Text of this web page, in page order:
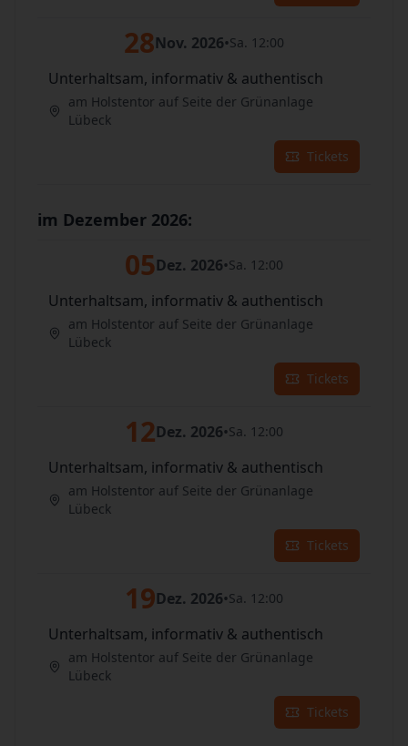
28Nov. 2026•Sa. 12:00
Unterhaltsam, informativ & authentisch
am Holstentor auf Seite der Grünanlage
Lübeck
Tickets
im Dezember 2026:
05Dez. 2026•Sa. 12:00
Unterhaltsam, informativ & authentisch
am Holstentor auf Seite der Grünanlage
Lübeck
Tickets
12Dez. 2026•Sa. 12:00
Unterhaltsam, informativ & authentisch
am Holstentor auf Seite der Grünanlage
Lübeck
Tickets
19Dez. 2026•Sa. 12:00
Unterhaltsam, informativ & authentisch
am Holstentor auf Seite der Grünanlage
Lübeck
Tickets